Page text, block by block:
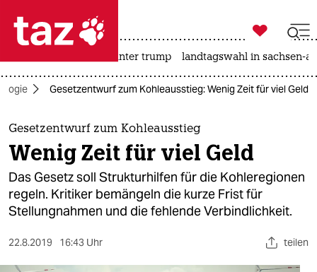
 taz zahl ich
taz zahl ich
themen
politik
öko
gesellschaft

taz zahl ich
usa unter trump landtagswahl in sachsen-
Gesetzentwurf zum Kohleausstieg: Wenig Zeit für viel Geld
Gesetzentwurf zum Kohleausstieg
Wenig Zeit für viel Geld
Das Gesetz soll Strukturhilfen für die Kohleregionen
regeln. Kritiker bemängeln die kurze Frist für
Stellungnahmen und die fehlende Verbindlichkeit.
22.8.2019 16:43 Uhr teilen